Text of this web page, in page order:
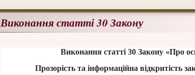
Виконання статті 30 Закону
Виконання статті 30 Закону «Про
Прозорість та інформаційна відкритість